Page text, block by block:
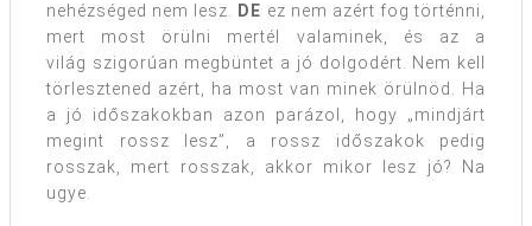
nehézséged nem lesz. DE ez nem azért fog történni,
mert most örülni mertél valaminek, és az a
világ szigorúan megbüntet a jó dolgodért. Nem kell
törlesztened azért, ha most van minek örülnöd. Ha
a jó időszakokban azon parázol, hogy „mindjárt
megint rossz lesz”, a rossz időszakok pedig
rosszak, mert rosszak, akkor mikor lesz jó? Na
ugye.